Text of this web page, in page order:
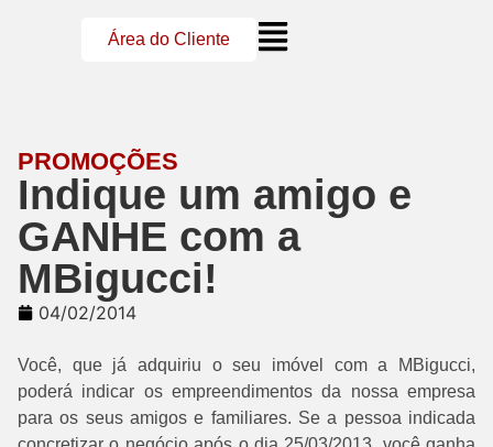
Área do Cliente
PROMOÇÕES
Indique um amigo e
GANHE com a
MBigucci!
04/02/2014
Você, que já adquiriu o seu imóvel com a MBigucci,
poderá indicar os empreendimentos da nossa empresa
para os seus amigos e familiares. Se a pessoa indicada